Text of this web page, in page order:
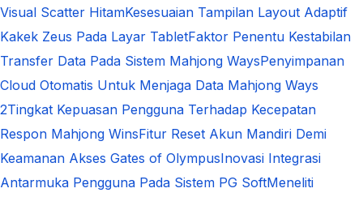
Visual Scatter HitamKesesuaian Tampilan Layout Adaptif
Kakek Zeus Pada Layar TabletFaktor Penentu Kestabilan
Transfer Data Pada Sistem Mahjong WaysPenyimpanan
Cloud Otomatis Untuk Menjaga Data Mahjong Ways
2Tingkat Kepuasan Pengguna Terhadap Kecepatan
Respon Mahjong WinsFitur Reset Akun Mandiri Demi
Keamanan Akses Gates of OlympusInovasi Integrasi
Antarmuka Pengguna Pada Sistem PG SoftMeneliti